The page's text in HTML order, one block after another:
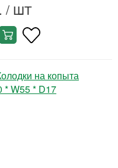
/ ШТ
на копыта
* W55 * D17